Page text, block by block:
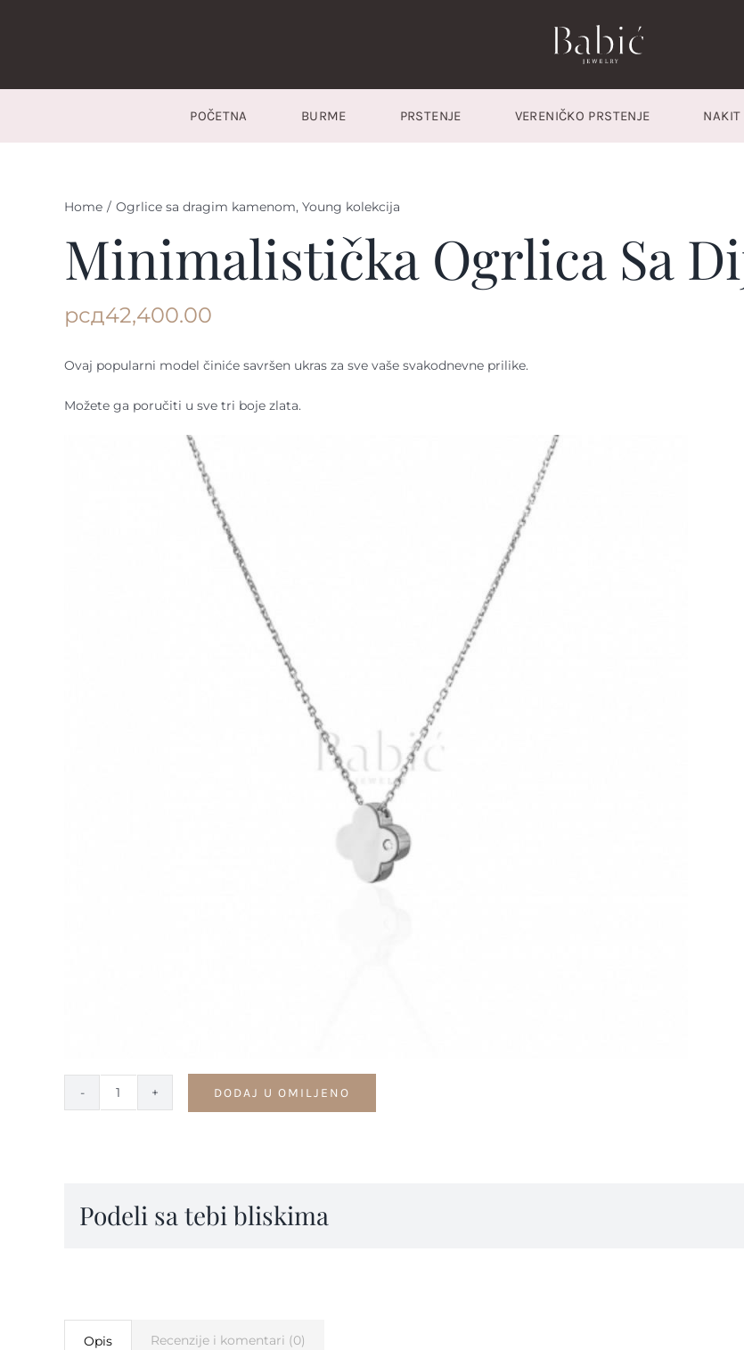
POČETNA BURME PRSTENJE VERENIČKO PRSTENJE NAKIT
Home / Ogrlice sa dragim kamenom, Young kolekcija
Minimalistička Ogrlica Sa
рсд42,400.00
Ovaj popularni model činiće savršen ukras za sve vaše svakodnevne prilike.
Možete ga poručiti u sve tri boje zlata.
Minimalistička
Y24
DODAJ U OMILJENO
Podeli sa tebi bliskima
Opis Recenzije i komentari (0)